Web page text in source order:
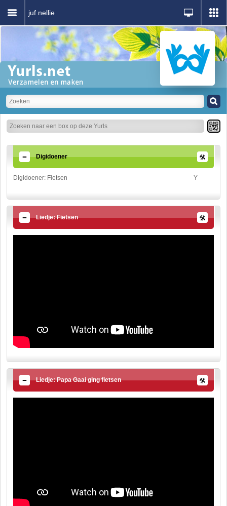
juf nellie
Digidoener
Digidoener: Fietsen Y
Liedje: Fietsen
Liedje: Papa Gaai ging fietsen